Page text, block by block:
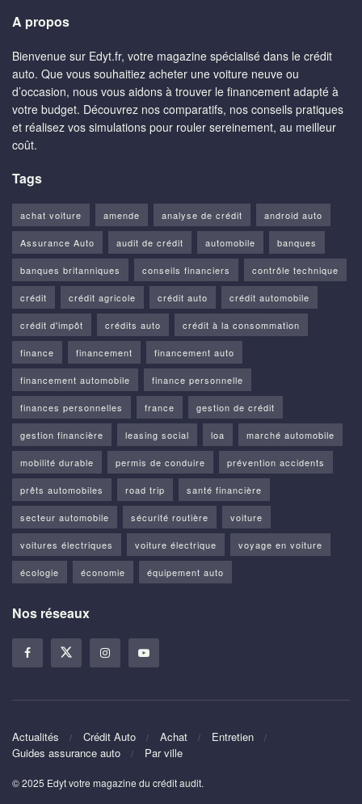
A propos
Bienvenue sur Edyt.fr, votre magazine spécialisé dans le crédit
auto. Que vous souhaitiez acheter une voiture neuve ou
d’occasion, nous vous aidons à trouver le financement adapté à
votre budget. Découvrez nos comparatifs, nos conseils pratiques
et réalisez vos simulations pour rouler sereinement, au meilleur
coût.
Tags
achat voiture amende analyse de crédit android auto
Assurance Auto audit de crédit automobile banques
banques britanniques conseils financiers contrôle technique
crédit crédit agricole crédit auto crédit automobile
crédit d'impôt crédits auto crédit à la consommation
finance financement financement auto
financement automobile finance personnelle
finances personnelles france gestion de crédit
gestion financière leasing social loa marché automobile
mobilité durable permis de conduire prévention accidents
prêts automobiles road trip santé financière
secteur automobile sécurité routière voiture
voitures électriques voiture électrique voyage en voiture
écologie économie équipement auto
Nos réseaux
Actualités Crédit Auto Achat
Entretien
Guides assurance auto
Par ville
© 2025 Edyt votre magazine du crédit audit.